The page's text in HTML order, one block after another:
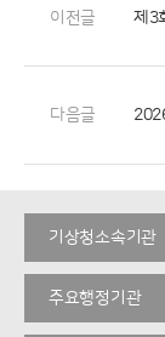
이전글
다음글
기상청소속기관
주요행정기관